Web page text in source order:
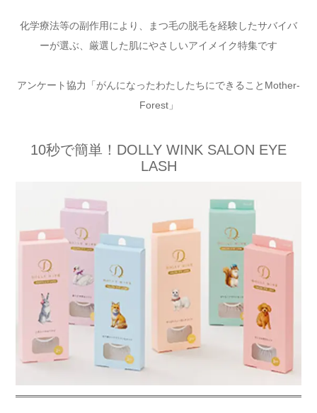
化学療法等の副作用により、まつ毛の脱毛を経験したサバイバ
ーが選ぶ、厳選した肌にやさしいアイメイク特集です
アンケート協力「がんになったわたしたちにできることMother-
Forest」
10秒で簡単！DOLLY WINK SALON EYE
LASH